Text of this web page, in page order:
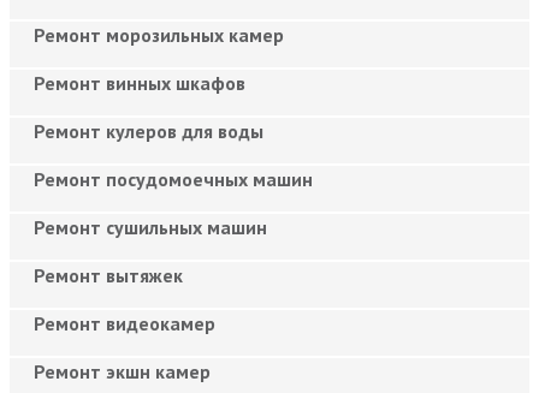
Ремонт морозильных камер
Ремонт винных шкафов
Ремонт кулеров для воды
Ремонт посудомоечных машин
Ремонт сушильных машин
Ремонт вытяжек
Ремонт видеокамер
Ремонт экшн камер